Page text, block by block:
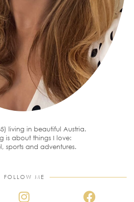
living in beautiful Austria.
is about things I love:
sports and adventures.
FOLLOW ME